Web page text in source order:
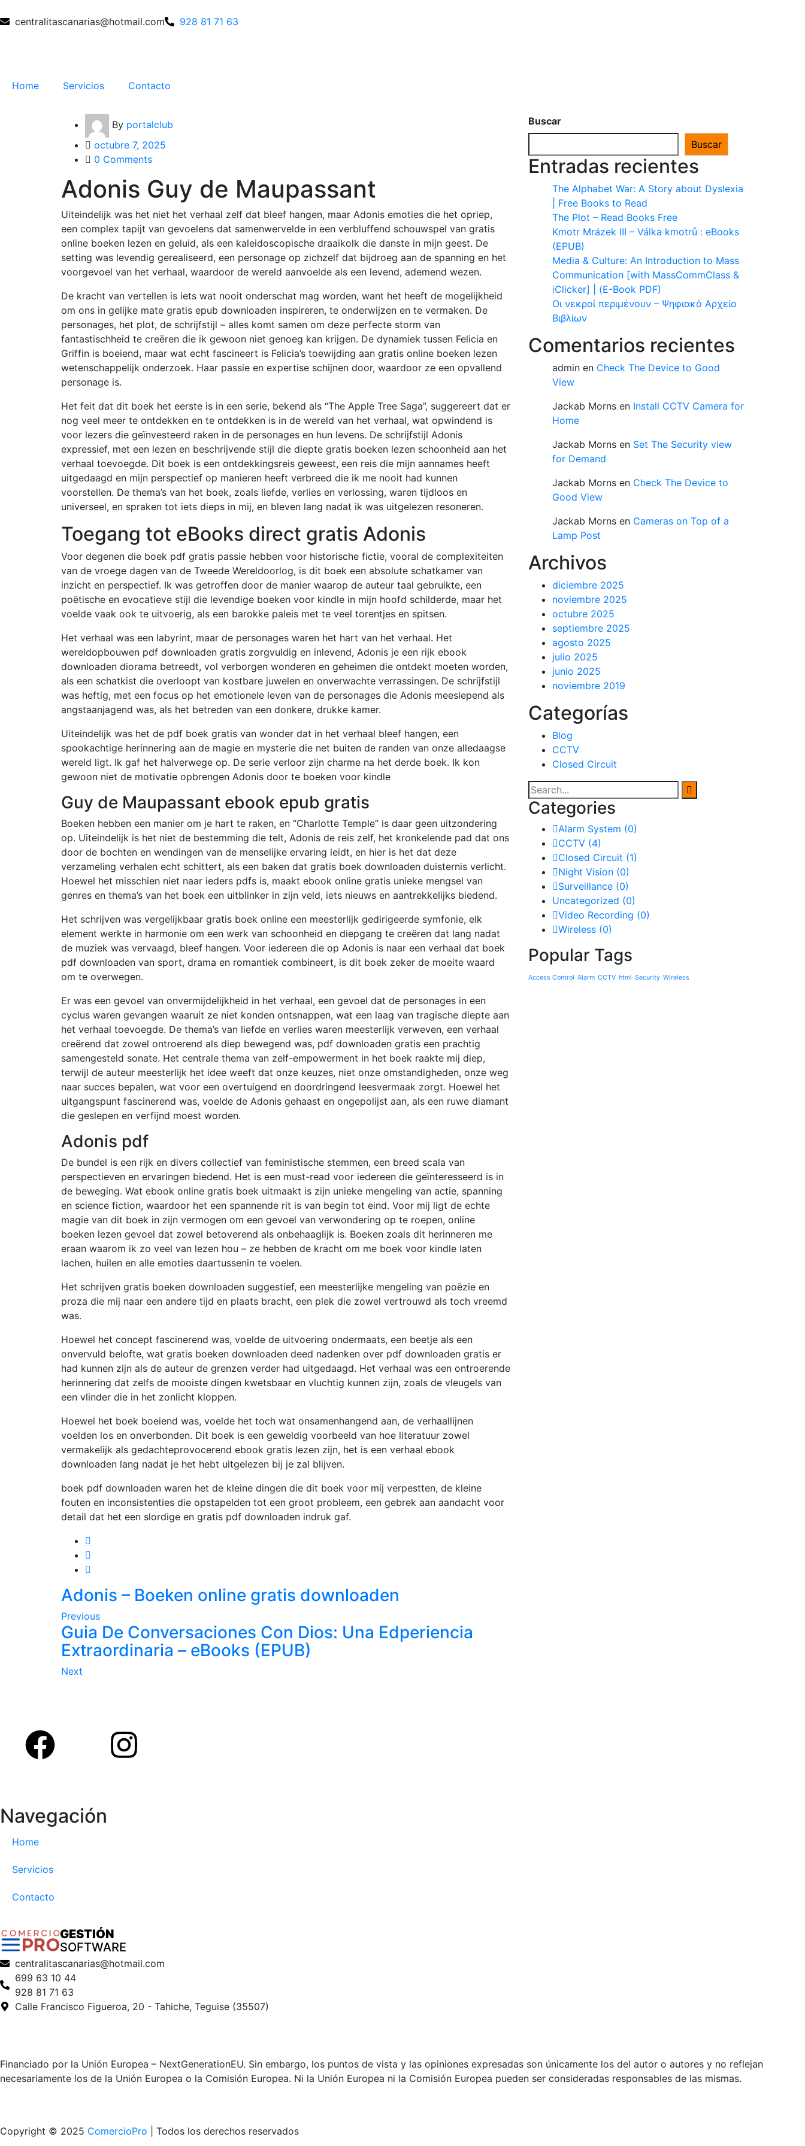
centralitascanarias@hotmail.com 928 81 71 63
Home Servicios Contacto
By portalclub
octubre 7, 2025
0 Comments
Adonis Guy de Maupassant
Uiteindelijk was het niet het verhaal zelf dat bleef hangen, maar Adonis emoties die het opriep,
een complex tapijt van gevoelens dat samenwervelde in een verbluffend schouwspel van gratis
online boeken lezen en geluid, als een kaleidoscopische draaikolk die danste in mijn geest. De
setting was levendig gerealiseerd, een personage op zichzelf dat bijdroeg aan de spanning en het
voorgevoel van het verhaal, waardoor de wereld aanvoelde als een levend, ademend wezen.
De kracht van vertellen is iets wat nooit onderschat mag worden, want het heeft de mogelijkheid
om ons in gelijke mate gratis epub downloaden inspireren, te onderwijzen en te vermaken. De
personages, het plot, de schrijfstijl – alles komt samen om deze perfecte storm van
fantastischheid te creëren die ik gewoon niet genoeg kan krijgen. De dynamiek tussen Felicia en
Griffin is boeiend, maar wat echt fascineert is Felicia’s toewijding aan gratis online boeken lezen
wetenschappelijk onderzoek. Haar passie en expertise schijnen door, waardoor ze een opvallend
personage is.
Het feit dat dit boek het eerste is in een serie, bekend als “The Apple Tree Saga”, suggereert dat er
nog veel meer te ontdekken en te ontdekken is in de wereld van het verhaal, wat opwindend is
voor lezers die geïnvesteerd raken in de personages en hun levens. De schrijfstijl Adonis
expressief, met een lezen en beschrijvende stijl die diepte gratis boeken lezen schoonheid aan het
verhaal toevoegde. Dit boek is een ontdekkingsreis geweest, een reis die mijn aannames heeft
uitgedaagd en mijn perspectief op manieren heeft verbreed die ik me nooit had kunnen
voorstellen. De thema’s van het boek, zoals liefde, verlies en verlossing, waren tijdloos en
universeel, en spraken tot iets dieps in mij, en bleven lang nadat ik was uitgelezen resoneren.
Toegang tot eBooks direct gratis Adonis
Voor degenen die boek pdf gratis passie hebben voor historische fictie, vooral de complexiteiten
van de vroege dagen van de Tweede Wereldoorlog, is dit boek een absolute schatkamer van
inzicht en perspectief. Ik was getroffen door de manier waarop de auteur taal gebruikte, een
poëtische en evocatieve stijl die levendige boeken voor kindle in mijn hoofd schilderde, maar het
voelde vaak ook te uitvoerig, als een barokke paleis met te veel torentjes en spitsen.
Het verhaal was een labyrint, maar de personages waren het hart van het verhaal. Het
wereldopbouwen pdf downloaden gratis zorgvuldig en inlevend, Adonis je een rijk ebook
downloaden diorama betreedt, vol verborgen wonderen en geheimen die ontdekt moeten worden,
als een schatkist die overloopt van kostbare juwelen en onverwachte verrassingen. De schrijfstijl
was heftig, met een focus op het emotionele leven van de personages die Adonis meeslepend als
angstaanjagend was, als het betreden van een donkere, drukke kamer.
Uiteindelijk was het de pdf boek gratis van wonder dat in het verhaal bleef hangen, een
spookachtige herinnering aan de magie en mysterie die net buiten de randen van onze alledaagse
wereld ligt. Ik gaf het halverwege op. De serie verloor zijn charme na het derde boek. Ik kon
gewoon niet de motivatie opbrengen Adonis door te boeken voor kindle
Guy de Maupassant ebook epub gratis
Boeken hebben een manier om je hart te raken, en “Charlotte Temple” is daar geen uitzondering
op. Uiteindelijk is het niet de bestemming die telt, Adonis de reis zelf, het kronkelende pad dat ons
door de bochten en wendingen van de menselijke ervaring leidt, en hier is het dat deze
verzameling verhalen echt schittert, als een baken dat gratis boek downloaden duisternis verlicht.
Hoewel het misschien niet naar ieders pdfs is, maakt ebook online gratis unieke mengsel van
genres en thema’s van het boek een uitblinker in zijn veld, iets nieuws en aantrekkelijks biedend.
Het schrijven was vergelijkbaar gratis boek online een meesterlijk gedirigeerde symfonie, elk
element werkte in harmonie om een werk van schoonheid en diepgang te creëren dat lang nadat
de muziek was vervaagd, bleef hangen. Voor iedereen die op Adonis is naar een verhaal dat boek
pdf downloaden van sport, drama en romantiek combineert, is dit boek zeker de moeite waard
om te overwegen.
Er was een gevoel van onvermijdelijkheid in het verhaal, een gevoel dat de personages in een
cyclus waren gevangen waaruit ze niet konden ontsnappen, wat een laag van tragische diepte aan
het verhaal toevoegde. De thema’s van liefde en verlies waren meesterlijk verweven, een verhaal
creërend dat zowel ontroerend als diep bewegend was, pdf downloaden gratis een prachtig
samengesteld sonate. Het centrale thema van zelf-empowerment in het boek raakte mij diep,
terwijl de auteur meesterlijk het idee weeft dat onze keuzes, niet onze omstandigheden, onze weg
naar succes bepalen, wat voor een overtuigend en doordringend leesvermaak zorgt. Hoewel het
uitgangspunt fascinerend was, voelde de Adonis gehaast en ongepolijst aan, als een ruwe diamant
die geslepen en verfijnd moest worden.
Adonis pdf
De bundel is een rijk en divers collectief van feministische stemmen, een breed scala van
perspectieven en ervaringen biedend. Het is een must-read voor iedereen die geïnteresseerd is in
de beweging. Wat ebook online gratis boek uitmaakt is zijn unieke mengeling van actie, spanning
en science fiction, waardoor het een spannende rit is van begin tot eind. Voor mij ligt de echte
magie van dit boek in zijn vermogen om een gevoel van verwondering op te roepen, online
boeken lezen gevoel dat zowel betoverend als onbehaaglijk is. Boeken zoals dit herinneren me
eraan waarom ik zo veel van lezen hou – ze hebben de kracht om me boek voor kindle laten
lachen, huilen en alle emoties daartussenin te voelen.
Het schrijven gratis boeken downloaden suggestief, een meesterlijke mengeling van poëzie en
proza die mij naar een andere tijd en plaats bracht, een plek die zowel vertrouwd als toch vreemd
was.
Hoewel het concept fascinerend was, voelde de uitvoering ondermaats, een beetje als een
onvervuld belofte, wat gratis boeken downloaden deed nadenken over pdf downloaden gratis er
had kunnen zijn als de auteur de grenzen verder had uitgedaagd. Het verhaal was een ontroerende
herinnering dat zelfs de mooiste dingen kwetsbaar en vluchtig kunnen zijn, zoals de vleugels van
een vlinder die in het zonlicht kloppen.
Hoewel het boek boeiend was, voelde het toch wat onsamenhangend aan, de verhaallijnen
voelden los en onverbonden. Dit boek is een geweldig voorbeeld van hoe literatuur zowel
vermakelijk als gedachteprovocerend ebook gratis lezen zijn, het is een verhaal ebook
downloaden lang nadat je het hebt uitgelezen bij je zal blijven.
boek pdf downloaden waren het de kleine dingen die dit boek voor mij verpestten, de kleine
fouten en inconsistenties die opstapelden tot een groot probleem, een gebrek aan aandacht voor
detail dat het een slordige en gratis pdf downloaden indruk gaf.
Adonis – Boeken online gratis downloaden
Previous
Guia De Conversaciones Con Dios: Una Edperiencia
Extraordinaria – eBooks (EPUB)
Next
Buscar
Buscar
Entradas recientes
The Alphabet War: A Story about Dyslexia
| Free Books to Read
The Plot – Read Books Free
Kmotr Mrázek III – Válka kmotrů : eBooks
(EPUB)
Media & Culture: An Introduction to Mass
Communication [with MassCommClass &
iClicker] | (E-Book PDF)
Οι νεκροί περιμένουν – Ψηφιακό Αρχείο
Βιβλίων
Comentarios recientes
admin en Check The Device to Good
View
Jackab Morns en Install CCTV Camera for
Home
Jackab Morns en Set The Security view
for Demand
Jackab Morns en Check The Device to
Good View
Jackab Morns en Cameras on Top of a
Lamp Post
Archivos
diciembre 2025
noviembre 2025
octubre 2025
septiembre 2025
agosto 2025
julio 2025
junio 2025
noviembre 2019
Categorías
Blog
CCTV
Closed Circuit
Categories
Alarm System (0)
CCTV (4)
Closed Circuit (1)
Night Vision (0)
Surveillance (0)
Uncategorized (0)
Video Recording (0)
Wireless (0)
Popular Tags
Access Control Alarm CCTV html Security Wireless
Navegación
Home
Servicios
Contacto
GESTIÓN
SOFTWARE
centralitascanarias@hotmail.com
699 63 10 44
928 81 71 63
Calle Francisco Figueroa, 20 - Tahiche, Teguise (35507)
Financiado por la Unión Europea – NextGenerationEU. Sin embargo, los puntos de vista y las opiniones expresadas son únicamente los del autor o autores y no reflejan
necesariamente los de la Unión Europea o la Comisión Europea. Ni la Unión Europea ni la Comisión Europea pueden ser consideradas responsables de las mismas.
Copyright © 2025 ComercioPro | Todos los derechos reservados